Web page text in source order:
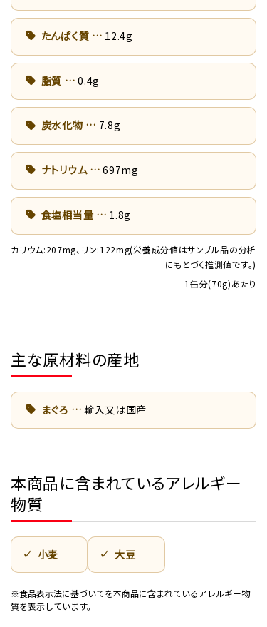
たんぱく質 12.4g
脂質 0.4g
炭水化物 7.8g
ナトリウム 697mg
食塩相当量 1.8g
カリウム:207mg、リン:122mg(栄養成分値はサンプル品の分析
にもとづく推測値です。)
1缶分(70g)あたり
主な原材料の産地
まぐろ 輸入又は国産
本商品に含まれているアレルギー
物質
小麦 大豆
※食品表示法に基づいてを本商品に含まれているアレルギー物
質を表示しています。